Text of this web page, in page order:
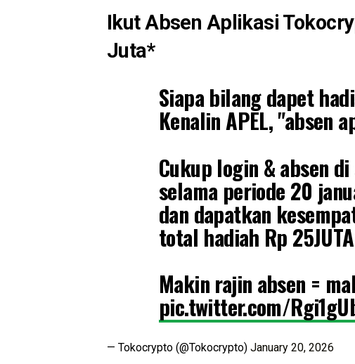
Ikut Absen Aplikasi
Juta*
Siapa bilang dapet
Kenalin APEL, "absen
Cukup login & absen
selama periode 20
dan dapatkan
total hadiah Rp
Makin rajin absen =
pic.twitter.com/
— Tokocrypto (@Tokocrypto) January 20, 2026